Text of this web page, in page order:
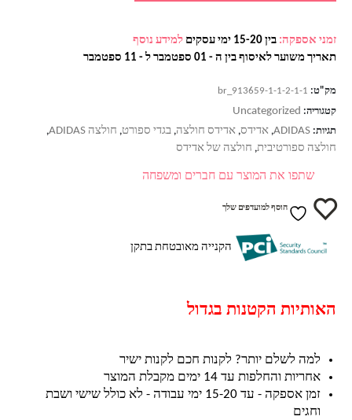
זמני אספקה: בין 15-20 ימי עסקים
למידע נוסף
תאריך משוער לאיסוף בין ה - 01 ספטמבר ל - 11 ספטמבר
מק"ט: br_913659-1-1-2-1-1
קטגוריה: Uncategorized
תגיות: ADIDAS
, אדידס, אדידס חולצה, בגדי ספורט, חולצה ADIDAS ,
חולצה ספורטיבית, חולצה של אדידס
שתפו את המוצר עם חברים ומשפחה
הוסף למועדפים שלך
הקנייה מאובטחת בתקן
האותיות הקטנות בגדול
למה לשלם יותר? לקנות חכם לקנות ישיר
אחריות והחלפות עד 14 ימים מקבלת המוצר
זמן אספקה - עד 15-20 ימי עבודה - לא כולל שישי ושבת
וחגים